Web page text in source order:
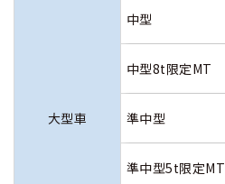
大型車
中型
中型8t限定MT
準中型
準中型5t限定MT